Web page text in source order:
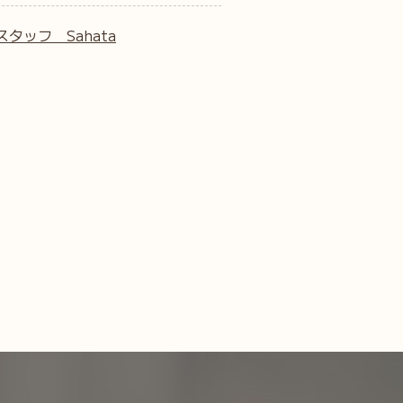
タッフ Sahata